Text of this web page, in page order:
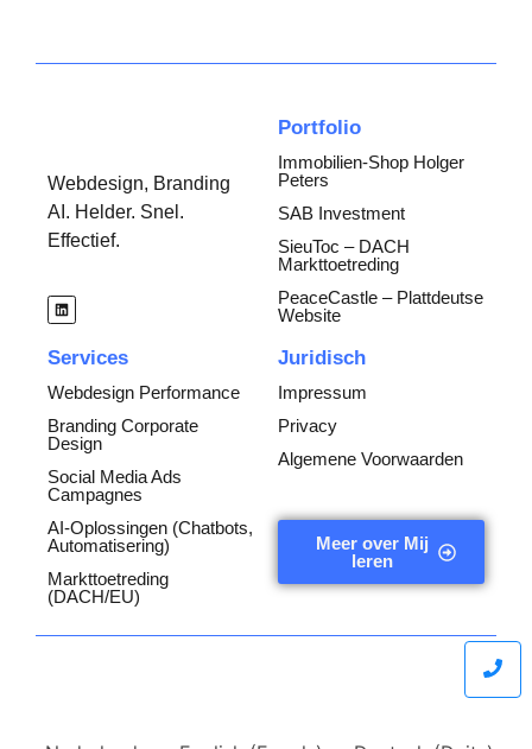
Webdesign, Branding
AI. Helder. Snel.
Effectief.
Portfolio
Immobilien-Shop Holger
Peters
SAB Investment
SieuToc – DACH
Markttoetreding
PeaceCastle – Plattdeutse
Website
Services
Webdesign Performance
Branding Corporate
Design
Social Media Ads
Campagnes
AI-Oplossingen (Chatbots,
Automatisering)
Markttoetreding
(DACH/EU)
Juridisch
Impressum
Privacy
Algemene Voorwaarden
Meer over Mij
leren